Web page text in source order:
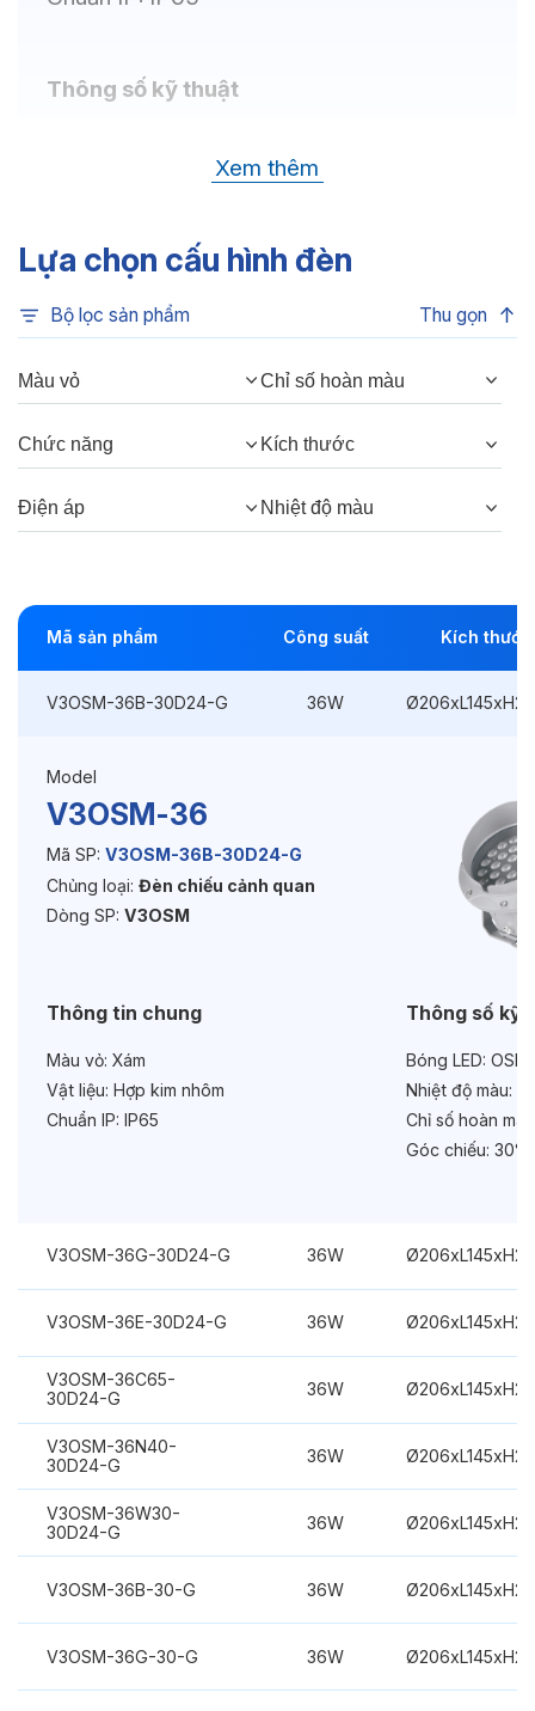
Thông số kỹ thuật
Xanh dương, Xanh lá, Đỏ,
Chỉ số hoàn màu: CRI>80
Quang thông:3060lm (C), 3060lm (N),
Thông số Điện & Lắp đặt
Kiểu lắp đặt:Ghim / Cắm
Kích thướcØ206xL145xH245mm
Độ bền & tùy chọn mở rộng
Tuổi thọ:>30000h
Chức năng:DC24V
Xem thêm
Lựa chọn cấu hình đèn
Bộ lọc sản phẩm Thu gọn
Màu vỏ Chỉ số hoàn màu
Chức năng Kích thước
Điện áp Nhiệt độ màu
Mã sản phẩm Công suất Kích thước
V3OSM-36B-30D24-G 36W
Model
V3OSM-36
Mã SP: V3OSM-36B-30D24-G
Chủng loại: Đèn chiếu cảnh quan
Dòng SP: V3OSM
Thông tin chung
Màu vỏ: Xám
Vật liệu: Hợp kim nhôm
Chuẩn IP: IP65
Thông số kỹ
Bóng LED:
Nhiệt độ màu:
Chỉ số hoàn
Góc chiếu: 30°
V3OSM-36G-30D24-G 36W
V3OSM-36E-30D24-G 36W
V3OSM-36C65-
30D24-G
36W
V3OSM-36N40-
30D24-G
36W
V3OSM-36W30-
30D24-G
36W
V3OSM-36B-30-G 36W
V3OSM-36G-30-G 36W